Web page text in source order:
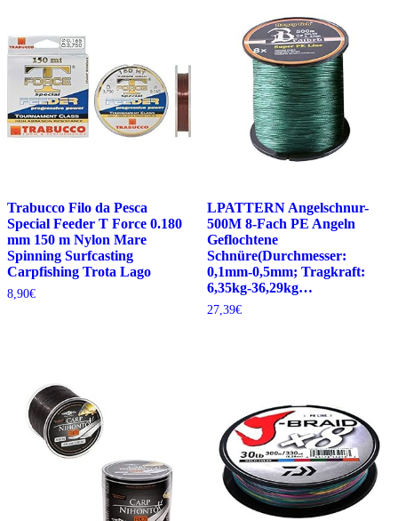
Trabucco Filo da Pesca
Special Feeder T Force 0.180
mm 150 m Nylon Mare
Spinning Surfcasting
Carpfishing Trota Lago
8,90€
LPATTERN Angelschnur-
500M 8-Fach PE Angeln
Geflochtene
Schnüre(Durchmesser:
0,1mm-0,5mm; Tragkraft:
6,35kg-36,29kg…
27,39€